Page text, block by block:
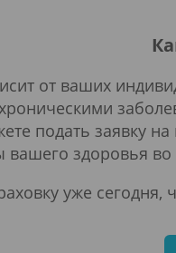
от ваших
подать заявку
здоровья во
уже